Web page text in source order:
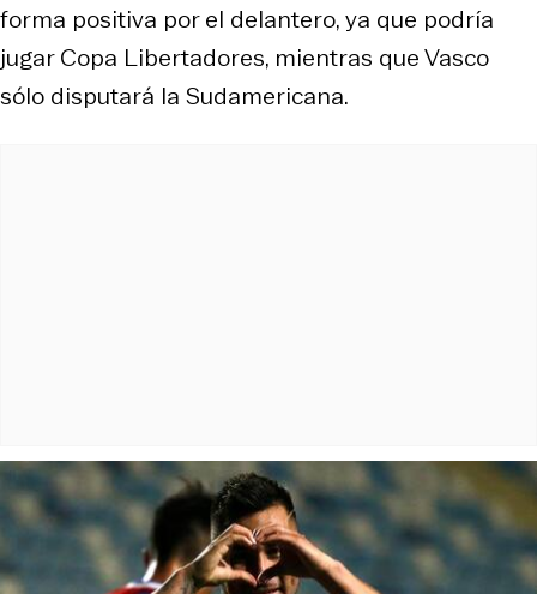
forma positiva por el delantero, ya que podría
jugar Copa Libertadores, mientras que Vasco
sólo disputará la Sudamericana.